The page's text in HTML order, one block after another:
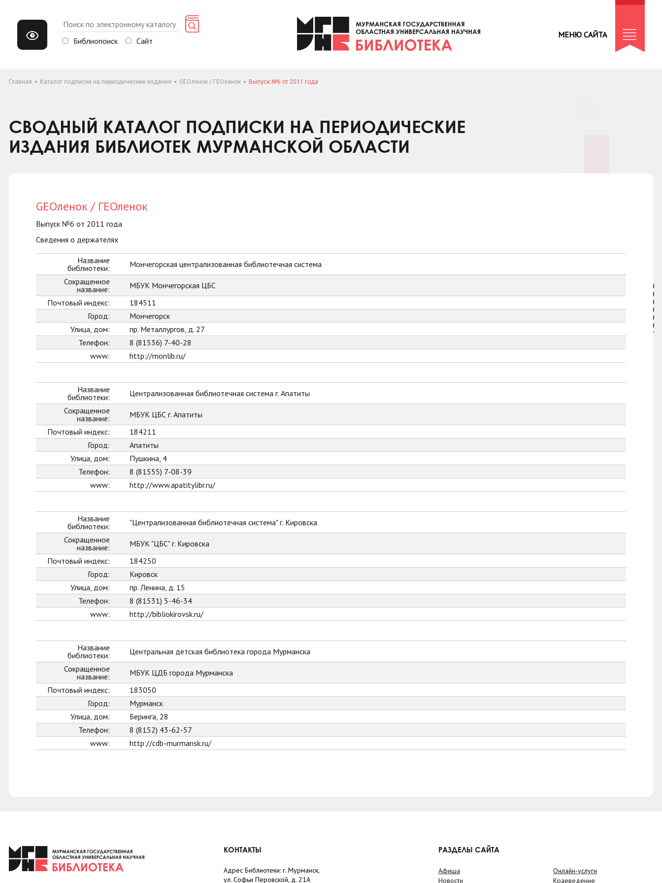
Библиопоиск Сайт
МЕНЮ САЙТА
Главная Каталог подписки на периодические издания GEOленок / ГЕОленок Выпуск №6 от 2011 года
СВОДНЫЙ КАТАЛОГ ПОДПИСКИ НА ПЕРИОДИЧЕСКИЕ
ИЗДАНИЯ БИБЛИОТЕК МУРМАНСКОЙ ОБЛАСТИ
GEOленок / ГЕОленок
Выпуск №6 от 2011 года
Сведения о держателях
Название
библиотеки:
Мончегорская централизованная библиотечная система
Сокращенное
название:
МБУК Мончегорская ЦБС
Почтовый индекс:
184511
Город:
Мончегорск
Улица, дом:
пр. Металлургов, д. 27
Телефон:
8 (81536) 7-40-28
www:
http://monlib.ru/
Название
библиотеки:
Централизованная библиотечная система г. Апатиты
Сокращенное
название:
МБУК ЦБС г. Апатиты
Почтовый индекс:
184211
Город:
Апатиты
Улица, дом:
Пушкина, 4
Телефон:
8 (81555) 7-08-39
www:
http://www.apatitylibr.ru/
Название
библиотеки:
"Централизованная библиотечная система" г. Кировска
Сокращенное
название:
МБУК "ЦБС" г. Кировска
Почтовый индекс:
184250
Город:
Кировск
Улица, дом:
пр. Ленина, д. 15
Телефон:
8 (81531) 5-46-34
www:
http://bibliokirovsk.ru/
Название
библиотеки:
Центральная детская библиотека города Мурманска
Сокращенное
название:
МБУК ЦДБ города Мурманска
Почтовый индекс:
183050
Город:
Мурманск
Улица, дом:
Беринга, 28
Телефон:
8 (8152) 43-62-57
www:
http://cdb-murmansk.ru/
КОНТАКТЫ
Адрес Библиотеки: г. Мурманск,
ул. Софьи Перовской, д. 21А
РАЗДЕЛЫ САЙТА
Афиша
Новости
Онлайн-услуги
Краеведение